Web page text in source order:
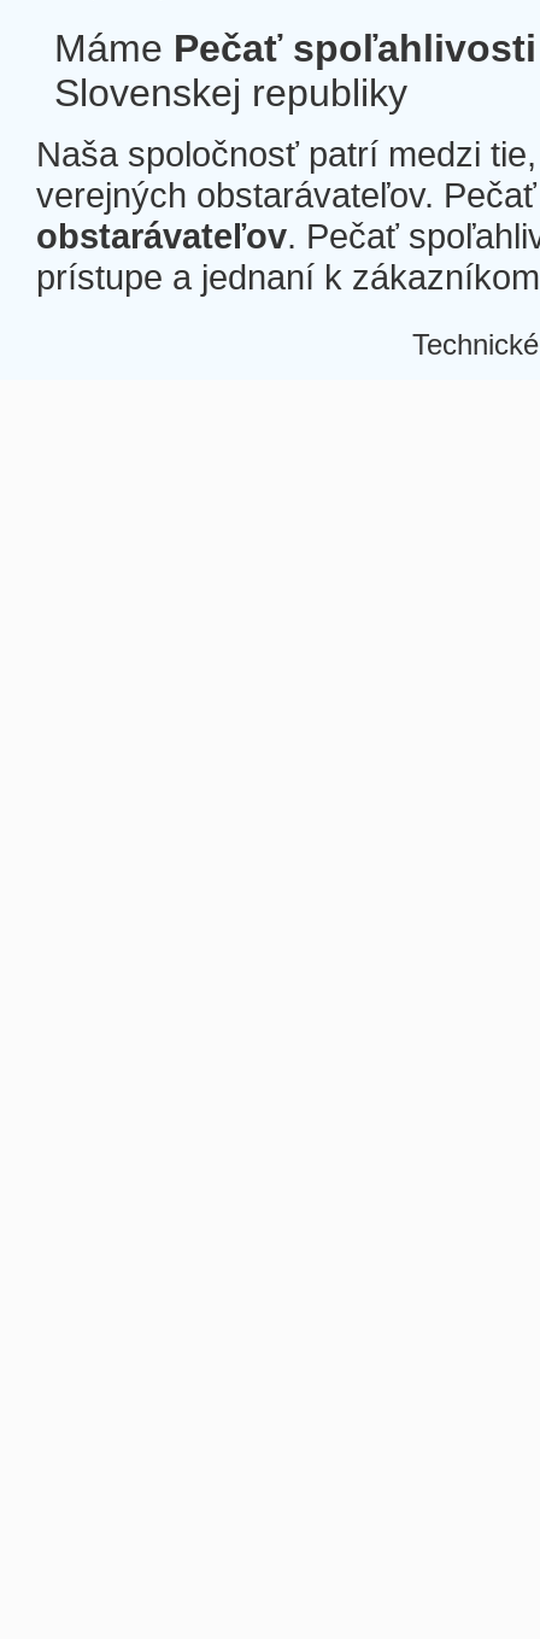
Máme Pečať spoľahlivosti
Slovenskej republiky
Naša spoločnosť patrí medzi
verejných obstarávateľov.
obstarávateľov. Pečať
prístupe a jednaní k